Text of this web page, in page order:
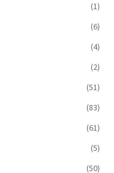
(1)
(6)
(4)
(2)
(51)
(83)
(61)
(5)
(50)